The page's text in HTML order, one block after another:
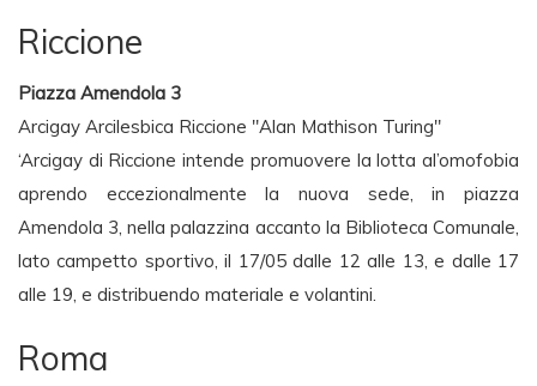
Riccione
Piazza Amendola 3
Arcigay Arcilesbica Riccione "Alan Mathison Turing"
‘Arcigay di Riccione intende promuovere la lotta al’omofobia
aprendo eccezionalmente la nuova sede, in piazza
Amendola 3, nella palazzina accanto la Biblioteca Comunale,
lato campetto sportivo, il 17/05 dalle 12 alle 13, e dalle 17
alle 19, e distribuendo materiale e volantini.
Roma